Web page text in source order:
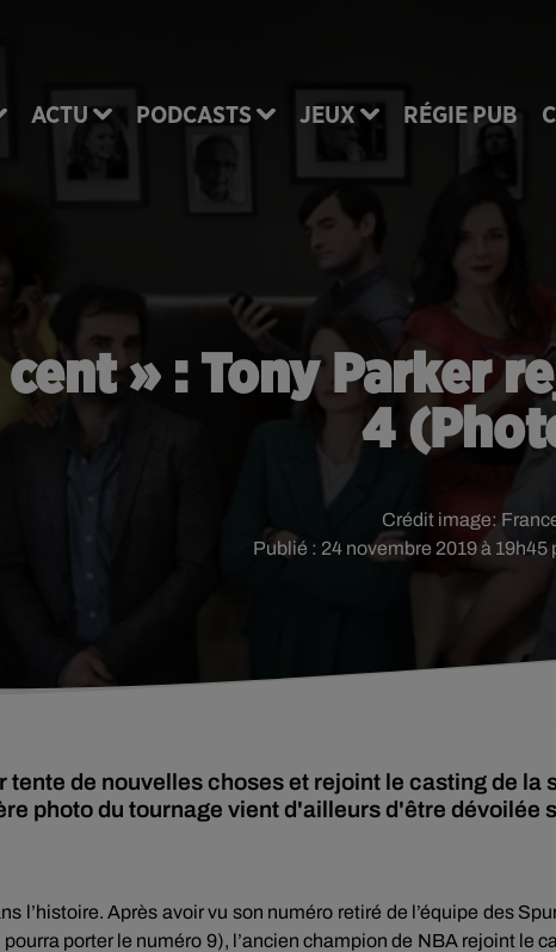
ACTU PODCASTS JEUX RÉGIE PUB
» : Tony Parker
4
Publié : 24 novembre 2019 à 19h45
Crédit image:
tente de nouvelles choses et rejoint le casting de la
photo du tournage vient d'ailleurs d'être dévoilée
l’histoire. Après avoir vu son numéro retiré de l’équipe des
porter le numéro 9), l’ancien champion de NBA rejoint le